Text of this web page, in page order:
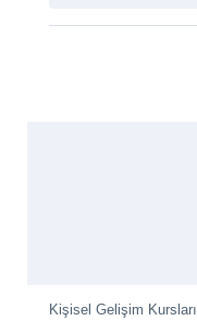
Kişisel Gelişim Kursları